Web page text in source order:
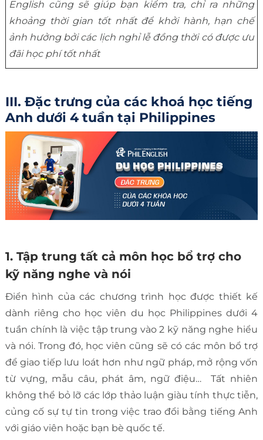
English cũng sẽ giúp bạn kiểm tra, chỉ ra những
khoảng thời gian tốt nhất để khởi hành, hạn chế
ảnh hưởng bởi các lịch nghỉ lễ đồng thời có được ưu
đãi học phí tốt nhất
III. Đặc trưng của các khoá học tiếng
Anh dưới 4 tuần tại Philippines
1. Tập trung tất cả môn học bổ trợ cho
kỹ năng nghe và nói
Điển hình của các chương trình học được thiết kế
dành riêng cho học viên du học Philippines dưới 4
tuần chính là việc tập trung vào 2 kỹ năng nghe hiểu
và nói. Trong đó, học viên cũng sẽ có các môn bổ trợ
để giao tiếp lưu loát hơn như ngữ pháp, mở rộng vốn
từ vựng, mẫu câu, phát âm, ngữ điệu… Tất nhiên
không thể bỏ lỡ các lớp thảo luận giàu tính thực tiễn,
củng cố sự tự tin trong việc trao đổi bằng tiếng Anh
với giáo viên hoặc bạn bè quốc tế.